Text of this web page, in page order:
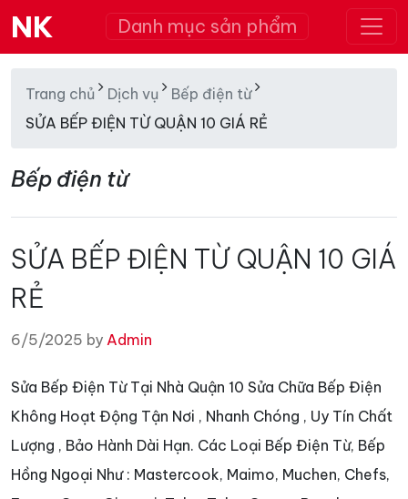
NK Danh mục sản phẩm
Trang chủ Dịch vụ
Bếp điện từ
SỬA BẾP ĐIỆN TỪ QUẬN 10 GIÁ RẺ
Bếp điện từ
SỬA BẾP ĐIỆN TỪ QUẬN 10 GIÁ
RẺ
6/5/2025 by Admin
Sửa Bếp Điện Từ Tại Nhà Quận 10 Sửa Chữa Bếp Điện
Không Hoạt Động Tận Nơi , Nhanh Chóng , Uy Tín Chất
Lượng , Bảo Hành Dài Hạn. Các Loại Bếp Điện Từ, Bếp
Hồng Ngoại Như : Mastercook, Maimo, Muchen, Chefs,